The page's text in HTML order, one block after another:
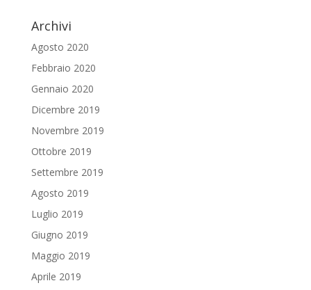
Archivi
Agosto 2020
Febbraio 2020
Gennaio 2020
Dicembre 2019
Novembre 2019
Ottobre 2019
Settembre 2019
Agosto 2019
Luglio 2019
Giugno 2019
Maggio 2019
Aprile 2019